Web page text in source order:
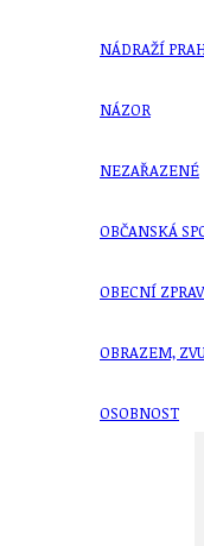
NÁDRAŽÍ
NÁZOR
NEZAŘAZENÉ
OBČANSKÁ
OBECNÍ
OBRAZEM,
OSOBNOST